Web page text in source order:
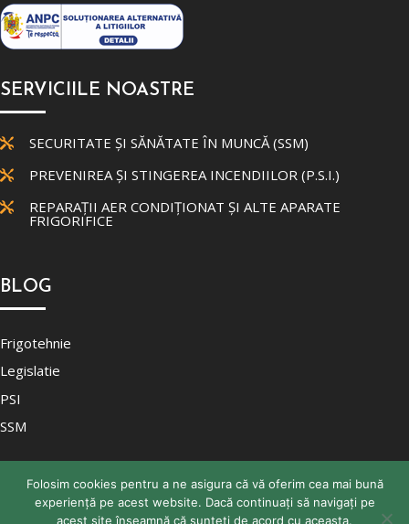
SERVICIILE NOASTRE
 SECURITATE ȘI SĂNĂTATE ÎN MUNCĂ (SSM)
 PREVENIREA ȘI STINGEREA INCENDIILOR (P.S.I.)
 REPARAȚII AER CONDIȚIONAT ȘI ALTE APARATE
FRIGORIFICE
BLOG
Frigotehnie
Legislatie
PSI
SSM
Folosim cookies pentru a ne asigura că vă oferim cea mai bună
experiență pe acest website. Dacă continuați să navigați pe
acest site înseamnă că sunteți de acord cu aceasta.